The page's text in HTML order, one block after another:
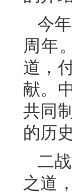
今
周年
道，
献。
共同
的历
二
之道